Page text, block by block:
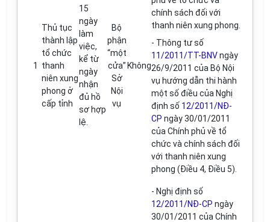
1
Thủ tục
thành lập
tổ chức
thanh
niên xung
phong ở
cấp tỉnh
15
ngày
làm
việc,
kể từ
ngày
nhận
đủ hồ
sơ hợp
lệ.
Bộ
phận
“một
cửa”
Sở
Nội
vụ
Không
chính sách đối với
thanh niên xung phong.
- Thông tư số
11/2011/TT-BNVngày
26/9/2011 của Bộ Nội
vụ hướng dẫn thi hành
một số điều của Nghị
định số 12/2011/NĐ-
CP ngày 30/01/2011
của Chính phủ về tổ
chức và chính sách đối
với thanh niên xung
phong (Điều 4, Điều 5).
- Nghị định số
12/2011/NĐ-CP ngày
30/01/2011 của Chính